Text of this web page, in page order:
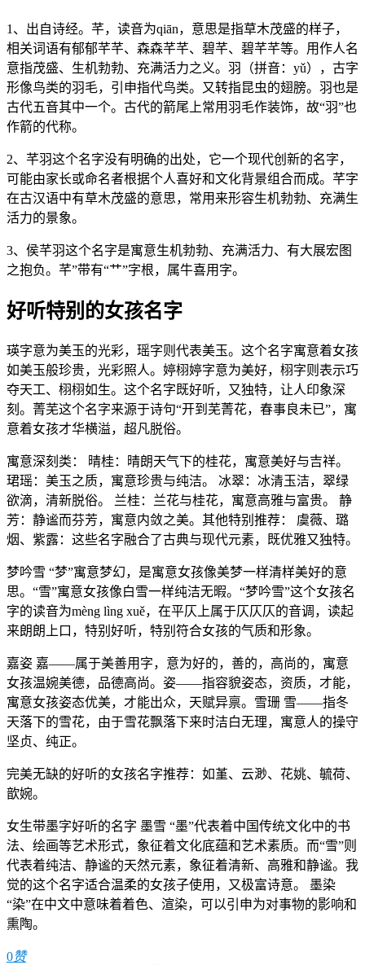
1、出自诗经。芊，读音为qiān，意思是指草木茂盛的样子，
相关词语有郁郁芊芊、森森芊芊、碧芊、碧芊芊等。用作人名
意指茂盛、生机勃勃、充满活力之义。羽（拼音：yǔ），古字
形像鸟类的羽毛，引申指代鸟类。又转指昆虫的翅膀。羽也是
古代五音其中一个。古代的箭尾上常用羽毛作装饰，故“羽”也
作箭的代称。
2、芊羽这个名字没有明确的出处，它一个现代创新的名字，
可能由家长或命名者根据个人喜好和文化背景组合而成。芊字
在古汉语中有草木茂盛的意思，常用来形容生机勃勃、充满生
活力的景象。
3、侯芊羽这个名字是寓意生机勃勃、充满活力、有大展宏图
之抱负。芊”带有“艹”字根，属牛喜用字。
好听特别的女孩名字
瑛字意为美玉的光彩，瑶字则代表美玉。这个名字寓意着女孩
如美玉般珍贵，光彩照人。婷栩婷字意为美好，栩字则表示巧
夺天工、栩栩如生。这个名字既好听，又独特，让人印象深
刻。菁芜这个名字来源于诗句“开到芜菁花，春事良未已”，寓
意着女孩才华横溢，超凡脱俗。
寓意深刻类： 晴桂：晴朗天气下的桂花，寓意美好与吉祥。
珺瑶：美玉之质，寓意珍贵与纯洁。 冰翠：冰清玉洁，翠绿
欲滴，清新脱俗。 兰桂：兰花与桂花，寓意高雅与富贵。 静
芳：静谧而芬芳，寓意内敛之美。其他特别推荐： 虞薇、璐
烟、紫露：这些名字融合了古典与现代元素，既优雅又独特。
梦吟雪 “梦”寓意梦幻，是寓意女孩像美梦一样清样美好的意
思。“雪”寓意女孩像白雪一样纯洁无暇。“梦吟雪”这个女孩名
字的读音为mèng lìng xuě，在平仄上属于仄仄仄的音调，读起
来朗朗上口，特别好听，特别符合女孩的气质和形象。
嘉姿 嘉——属于美善用字，意为好的，善的，高尚的，寓意
女孩温婉美德，品德高尚。姿——指容貌姿态，资质，才能，
寓意女孩姿态优美，才能出众，天赋异禀。雪珊 雪——指冬
天落下的雪花，由于雪花飘落下来时洁白无理，寓意人的操守
坚贞、纯正。
完美无缺的好听的女孩名字推荐：如堇、云渺、花姚、毓荷、
歆婉。
女生带墨字好听的名字 墨雪 “墨”代表着中国传统文化中的书
法、绘画等艺术形式，象征着文化底蕴和艺术素质。而“雪”则
代表着纯洁、静谧的天然元素，象征着清新、高雅和静谧。我
觉的这个名字适合温柔的女孩子使用，又极富诗意。 墨染
“染”在中文中意味着着色、渲染，可以引申为对事物的影响和
熏陶。
0赞